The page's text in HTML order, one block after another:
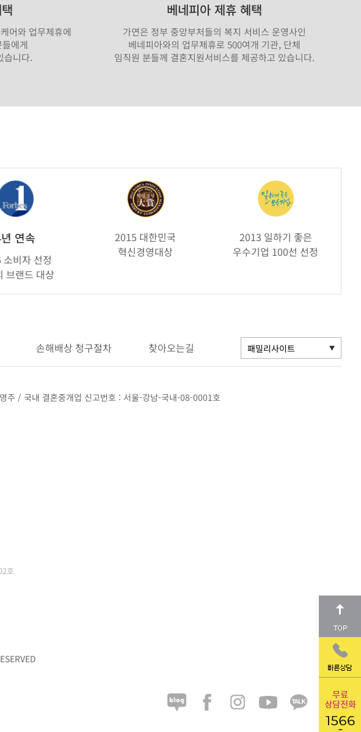
어와 업무제휴에
에게
습니다.
베네피아 제휴 혜택
가연은 정부 중앙부처들의 복지 서비스 운영사인
베네피아와의 업무제휴로 500여개 기관, 단체
임직원 분들께 결혼지원서비스를 제공하고 있습니다.
연속
비자 선정
브랜드 대상
2015 대한민국
혁신경영대상
2013 일하기 좋은
우수기업 100선 선정
손해배상 청구절차 찾아오는길
주 / 국내 결혼중개업 신고번호 : 서울-강남-국내-08-0001호
호